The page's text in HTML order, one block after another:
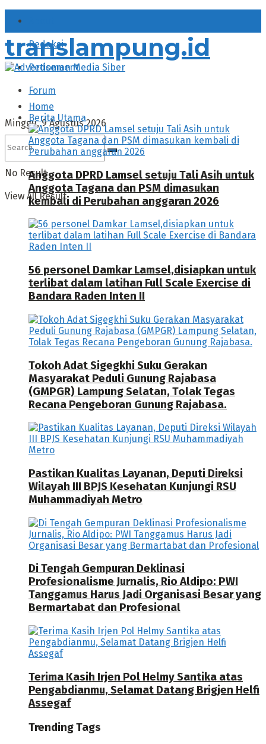
Redaksi
Pedoman Media Siber
Forum
Minggu, 9 Agustus 2026
No Result
View All Result
translampung.id
Home
Berita Utama
Anggota DPRD Lamsel setuju Tali Asih untuk
Anggota Tagana dan PSM dimasukan
kembali di Perubahan anggaran 2026
56 personel Damkar Lamsel,disiapkan untuk
terlibat dalam latihan Full Scale Exercise di
Bandara Raden Inten II
Tokoh Adat Sigegkhi Suku Gerakan
Masyarakat Peduli Gunung Rajabasa
(GMPGR) Lampung Selatan, Tolak Tegas
Recana Pengeboran Gunung Rajabasa.
Pastikan Kualitas Layanan, Deputi Direksi
Wilayah III BPJS Kesehatan Kunjungi RSU
Muhammadiyah Metro
Di Tengah Gempuran Deklinasi
Profesionalisme Jurnalis, Rio Aldipo: PWI
Tanggamus Harus Jadi Organisasi Besar yang
Bermartabat dan Profesional
Terima Kasih Irjen Pol Helmy Santika atas
Pengabdianmu, Selamat Datang Brigjen Helfi
Assegaf
Trending Tags